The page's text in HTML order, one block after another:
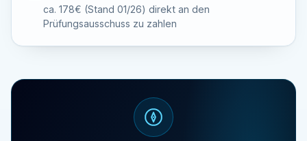
ca. 178€ (Stand 01/26) direkt an den
Prüfungsausschuss zu zahlen